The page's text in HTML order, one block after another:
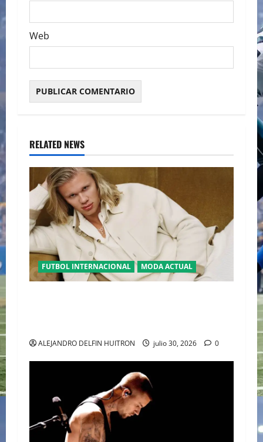
Web
RELATED NEWS
FUTBOL INTERNACIONAL MODA ACTUAL
ALEJANDRO DELFIN HUITRON julio 30, 2026 0